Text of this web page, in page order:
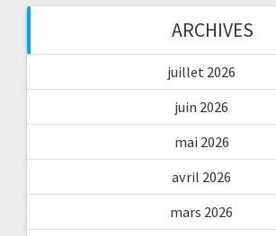
ARCHIVES
juillet 2026
juin 2026
mai 2026
avril 2026
mars 2026